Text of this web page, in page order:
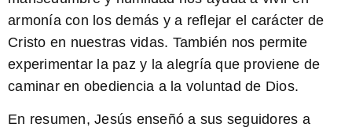
armonía con los demás y a reflejar el carácter de
Cristo en nuestras vidas. También nos permite
experimentar la paz y la alegría que proviene de
caminar en obediencia a la voluntad de Dios.
En resumen, Jesús enseñó a sus seguidores a